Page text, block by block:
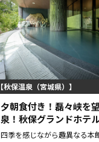
秋保温泉（宮城県）
夕朝食付き！磊々峡を
泉！秋保グランドホテ
四季を感じながら趣異なる本